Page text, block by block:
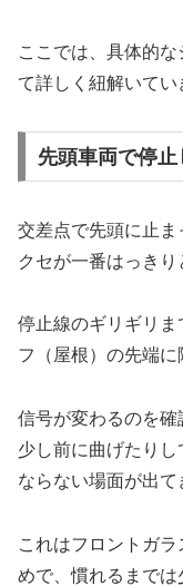
ここでは、具体的
て詳しく紐解いてい
先頭車両で停
交差点で先頭に止
クセが一番はっきり
停止線のギリギリ
フ（屋根）の先端に
信号が変わるのを
少し前に曲げたり
ならない場面が出て
これはフロントガ
めで、慣れるまでは